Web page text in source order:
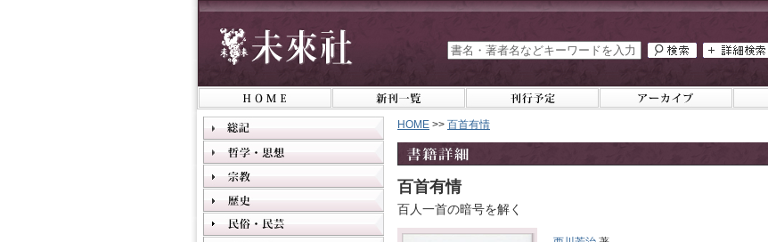
HOME >> 百首有情
百首有情
百人一首の暗号を解く